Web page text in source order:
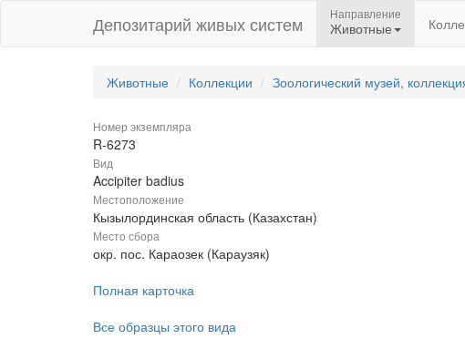
Депозитарий живых систем Направление
Животные
Животные Коллекции Зоологический музей,
Номер экземпляра
R-6273
Вид
Accipiter badius
Местоположение
Кызылординская область (Казахстан)
Место сбора
окр. пос. Караозек (Караузяк)
Полная карточка
Все образцы этого вида